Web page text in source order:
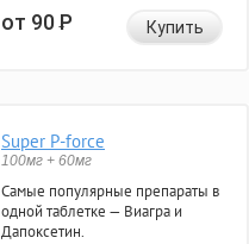
от 90Р Купить
Super P-force
100мг + 60мг
Самые популярные препараты в
одной таблетке — Виагра и
Дапоксетин.